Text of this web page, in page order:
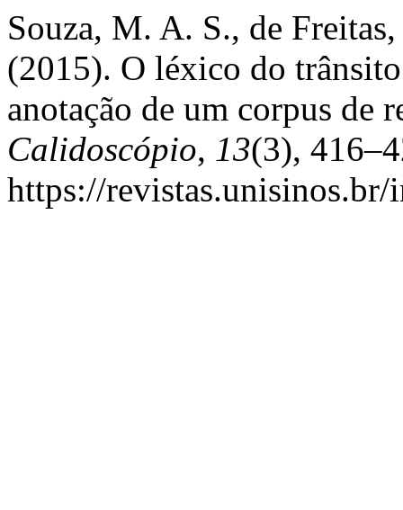
Souza, M. A. S., de
(2015). O léxico do
anotação de um corpus de
Calidoscópio, 13(3),
https://